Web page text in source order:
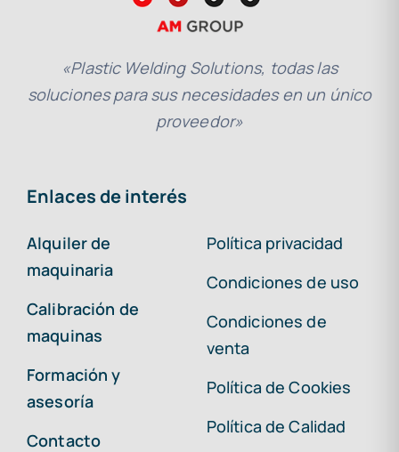
«Plastic Welding Solutions, todas las
soluciones para sus necesidades en un único
proveedor»
Enlaces de interés
Alquiler de
maquinaria
Calibración de
maquinas
Formación y
asesoría
Contacto
Política privacidad
Condiciones de uso
Condiciones de
venta
Política de Cookies
Política de Calidad